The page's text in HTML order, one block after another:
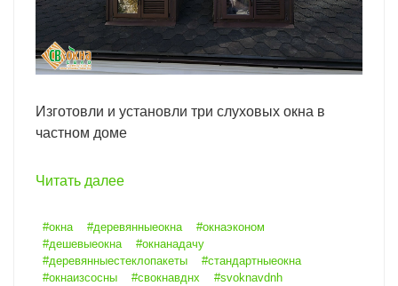
Изготовли и установли три слуховых окна в
частном доме
Читать далее
#окна #деревянныеокна
#окнаэконом
#дешевыеокна
#окнанадачу
#деревянныестеклопакеты
#стандартныеокна
#окнаизсосны
#свокнавднх #svoknavdnh